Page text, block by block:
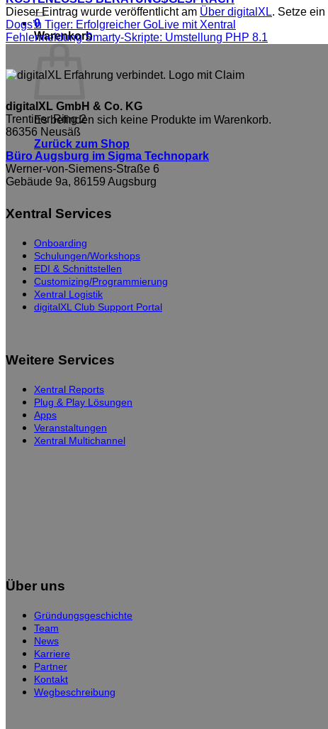
nach:
0
Warenkorb
Es befinden sich keine Produkte im Warenkorb.
Zurück zum Shop
Dieser Eintrag wurde veröffentlicht am Über digitalXL. Setze
Dogs’n Tiger: Erfolgreicher GoLive mit Xentral
Fehlermeldung Smarty-Skripte: Umstellung PHP 8.1
digitalXL GmbH & Co. KG
Trentiner Ring 2
86356 Neusäß
Büro Augsburg im Sigma Technopark
Werner-von-Siemens-Straße 6
Gebäude 9a, 86159 Augsburg
Xentral Services
Onboarding
Schulungen/Workshops
EDI & Schnittstellen
Customizing/Programmierung
Xentral Logistik
digitalXL Club Support Portal
Weitere Services
Xentral Reports
Plug & Play Lösungen
Apps
Veranstaltungen
Xentral Multichannel
Über uns
Gründungsgeschichte
Team
News
Karriere
Partner
Kontakt
Wegbeschreibung